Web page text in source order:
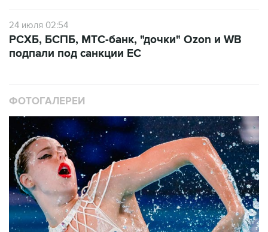
24 июля 02:54
РСХБ, БСПБ, МТС-банк, "дочки" Ozon и WB
подпали под санкции ЕС
ФОТОГАЛЕРЕИ